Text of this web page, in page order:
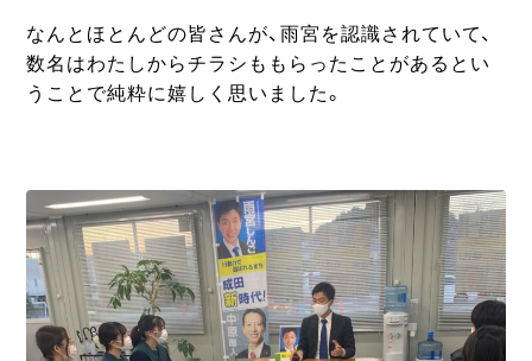
なんとほとんどの皆さんが、雨宮を認識されていて、
数名はわたしからチラシももらったことがあるとい
うことで純粋に嬉しく思いました。